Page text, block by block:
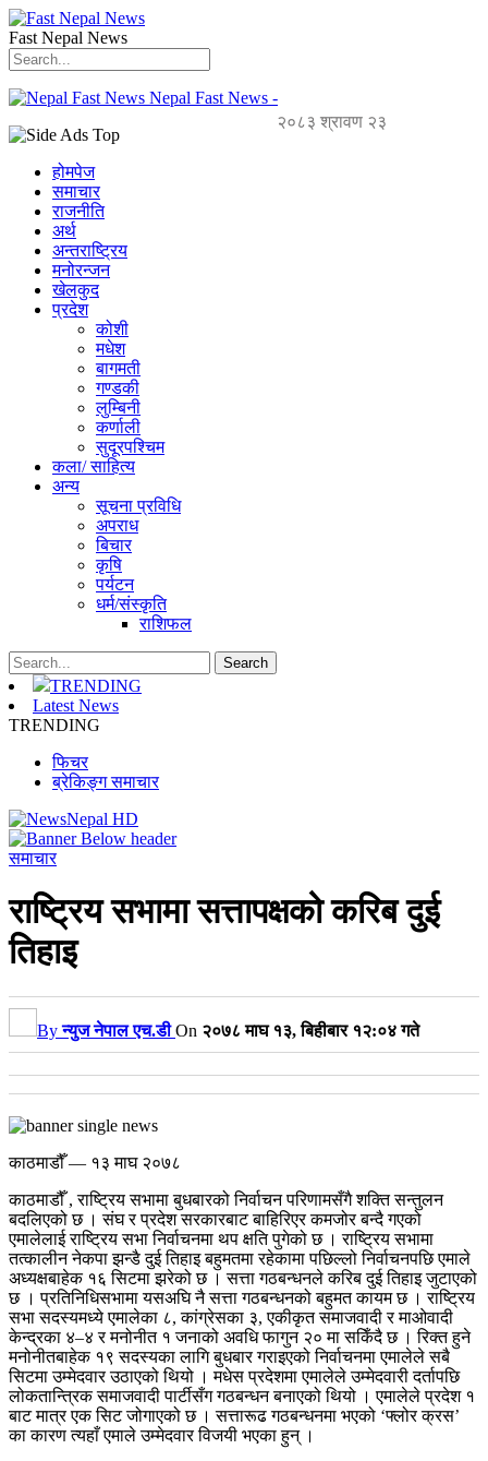
Fast Nepal News
Nepal Fast News -
२०८३ श्रावण २३
होमपेज
समाचार
राजनीति
अर्थ
अन्तराष्ट्रिय
मनोरन्जन
खेलकुद
प्रदेश
कोशी
मधेश
बागमती
गण्डकी
लुम्बिनी
कर्णाली
सुदूरपश्चिम
कला/ साहित्य
अन्य
सूचना प्रविधि
अपराध
बिचार
कृषि
पर्यटन
धर्म/संस्कृति
राशिफल
TRENDING
Latest News
TRENDING
फिचर
ब्रेकिङ्ग समाचार
समाचार
राष्ट्रिय सभामा सत्तापक्षको करिब दुई
तिहाइ
Byन्युज नेपाल एच.डी On २०७८ माघ १३, बिहीबार १२:०४ गते
काठमाडौँ — १३ माघ २०७८
काठमाडौँ , राष्ट्रिय सभामा बुधबारको निर्वाचन परिणामसँगै शक्ति सन्तुलन
बदलिएको छ । संघ र प्रदेश सरकारबाट बाहिरिएर कमजोर बन्दै गएको
एमालेलाई राष्ट्रिय सभा निर्वाचनमा थप क्षति पुगेको छ ।राष्ट्रिय सभामा
तत्कालीन नेकपा झन्डै दुई तिहाइ बहुमतमा रहेकामा पछिल्लो निर्वाचनपछि एमाले
अध्यक्षबाहेक १६ सिटमा झरेको छ । सत्ता गठबन्धनले करिब दुई तिहाइ जुटाएको
छ । प्रतिनिधिसभामा यसअघि नै सत्ता गठबन्धनको बहुमत कायम छ ।राष्ट्रिय
सभा सदस्यमध्ये एमालेका ८, कांग्रेसका ३, एकीकृत समाजवादी र माओवादी
केन्द्रका ४–४ र मनोनीत १ जनाको अवधि फागुन २० मा सकिँदै छ । रिक्त हुने
मनोनीतबाहेक १९ सदस्यका लागि बुधबार गराइएको निर्वाचनमा एमालेले सबै
सिटमा उम्मेदवार उठाएको थियो । मधेस प्रदेशमा एमालेले उम्मेदवारी दर्तापछि
लोकतान्त्रिक समाजवादी पार्टीसँग गठबन्धन बनाएको थियो । एमालेले प्रदेश १
बाट मात्र एक सिट जोगाएको छ । सत्तारूढ गठबन्धनमा भएको ‘फ्लोर क्रस’
का कारण त्यहाँ एमाले उम्मेदवार विजयी भएका हुन् ।